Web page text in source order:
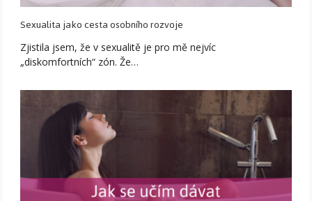
Sexualita jako cesta osobního rozvoje
Zjistila jsem, že v sexualitě je pro mě nejvíc
„diskomfortních“ zón. Že…